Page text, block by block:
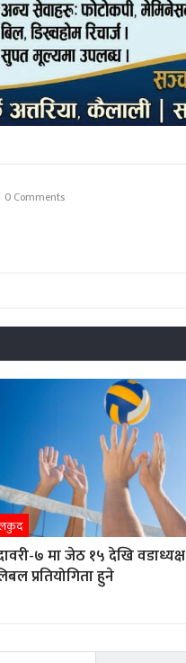
0 Comments
७ मा जेठ १५ देखि वडाध्यक्ष
प्रतियोगिता हुने